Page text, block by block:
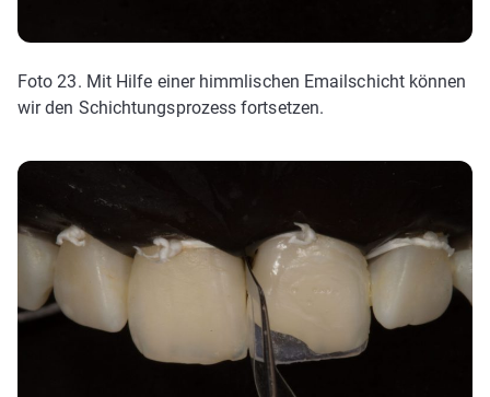
Foto 23. Mit Hilfe einer himmlischen Emailschicht können
wir den Schichtungsprozess fortsetzen.